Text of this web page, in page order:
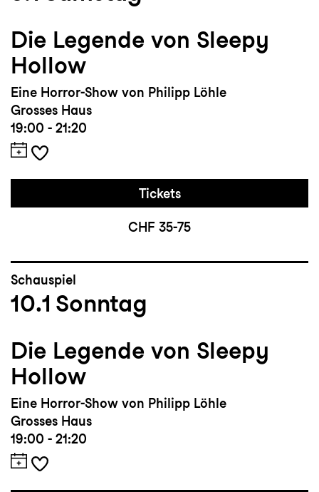
Die Legende von Sleepy
Hollow
Eine Horror-Show von Philipp Löhle
Grosses Haus
19:00 - 21:20
Tickets
CHF 35-75
Schauspiel
10.1 Sonntag
Die Legende von Sleepy
Hollow
Eine Horror-Show von Philipp Löhle
Grosses Haus
19:00 - 21:20